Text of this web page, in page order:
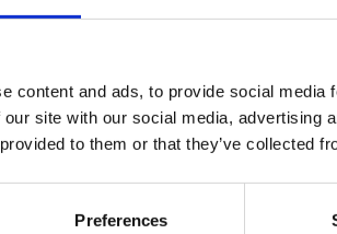
content and ads, to provide social
site with our social media, advertising
to them or that they’ve collected
Preferences
finns i flera storlekar, från tre meters höjd upp
klätterpyramider finns i flera storlekar,
barn från cirka 6 år och uppåt att klättra på
med en diameter på cirka